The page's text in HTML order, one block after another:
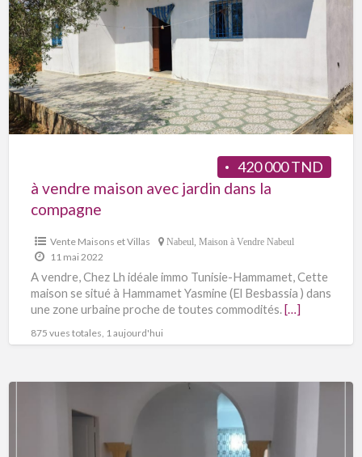
420 000 TND
à vendre maison avec jardin dans la
compagne
Vente Maisons et Villas Nabeul Maison à Vendre Nabeul
11 mai 2022
A vendre, Chez Lh idéale immo Tunisie-Hammamet, Cette
maison se situé à Hammamet Yasmine (El Besbassia ) dans
une zone urbaine proche de toutes commodités. […]
875 vues totales, 1 aujourd'hui